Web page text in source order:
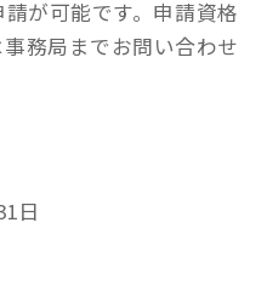
が可能です。申請資格
務局までお問い合わせ
日